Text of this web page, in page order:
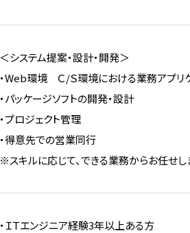
＜システム提案・設計・開発＞
・Web環境 Ｃ/Ｓ環境における業務アプリ
・パッケージソフトの開発・設計
・プロジェクト管理
・得意先での営業同行
※スキルに応じて、できる業務からお任せし
・ＩＴエンジニア経験3年以上ある方